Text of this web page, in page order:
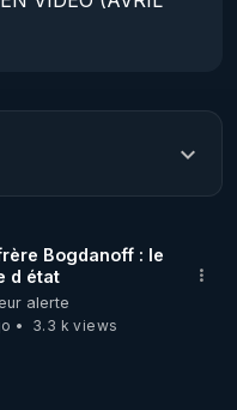
que vous avez
Bogdanoff : le
d état
alerte
3.3 k views